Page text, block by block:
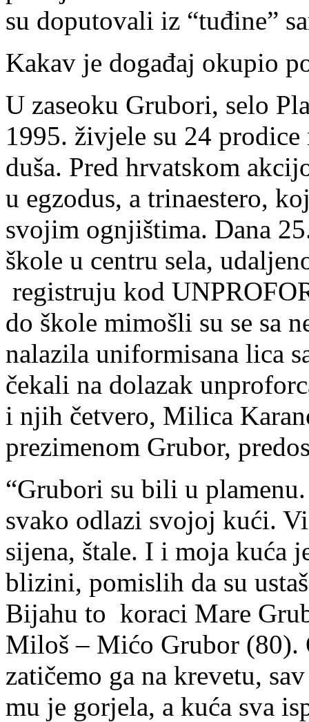
su doputovali iz “tuđine”
Kakav je događaj okupio
U zaseoku Grubori, selo
1995. živjele su 24
duša. Pred hrvatskom
u egzodus, a trinaestero,
svojim ognjištima. Dana
škole u centru sela,
registruju kod
do škole mimošli su se sa
nalazila uniformisana lica
čekali na dolazak
i njih četvero, Milica
prezimenom Grubor,
“Grubori su bili u
svako odlazi svojoj kući.
sijena, štale. I i moja kuća
blizini, pomislih da su
Bijahu to koraci Mare
Miloš – Mićo Grubor (80).
zatičemo ga na krevetu,
mu je gorjela, a kuća sva